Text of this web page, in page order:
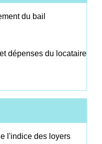
du bail
dépenses du locataire
l'indice des loyers